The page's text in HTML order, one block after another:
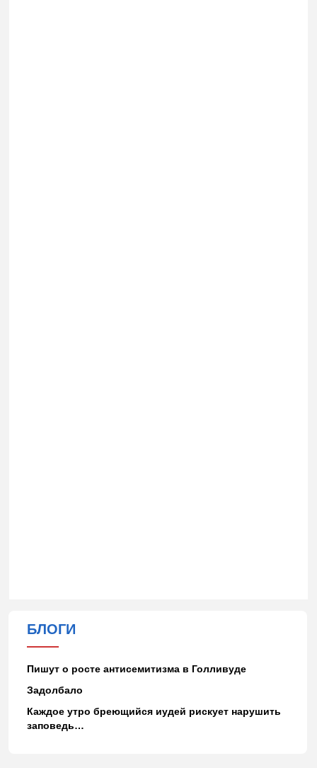
БЛОГИ
Пишут о росте антисемитизма в Голливуде
Задолбало
Каждое утро бреющийся иудей рискует нарушить
заповедь…